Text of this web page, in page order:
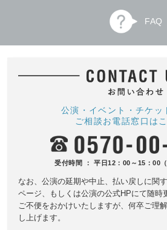
FAQ
公演・イベント・チケッ
ご相談お電話窓口は
受付時間 ： 平日12：00～15：00
なお、公演の延期や中止、払い戻しに関す
ページ、もしくは公演の公式HPにて随時
ご不便をおかけいたしますが、何卒ご理
し上げます。